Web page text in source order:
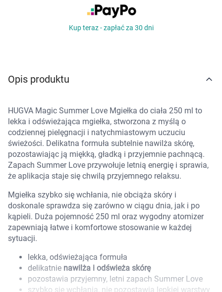
Korzystamy z plików cookies w celu
Marki
Kup teraz - zapłać za 30 dni
Opis produktu
HUGVA Magic Summer Love Mgiełka do ciała 250 ml to
lekka i odświeżająca mgiełka, stworzona z myślą o
codziennej pielęgnacji i natychmiastowym uczuciu
świeżości. Delikatna formuła subtelnie nawilża skórę,
pozostawiając ją miękką, gładką i przyjemnie pachnącą.
Zapach Summer Love przywołuje letnią energię i sprawia,
że aplikacja staje się chwilą przyjemnego relaksu.
Mgiełka szybko się wchłania, nie obciąża skóry i
doskonale sprawdza się zarówno w ciągu dnia, jak i po
kąpieli. Duża pojemność 250 ml oraz wygodny atomizer
zapewniają łatwe i komfortowe stosowanie w każdej
sytuacji.
lekka, odświeżająca formuła
delikatnie nawilża i odświeża skórę
pozostawia przyjemny, letni zapach Summer Love
szybko się wchłania, nie pozostawia lepkiej warstwy